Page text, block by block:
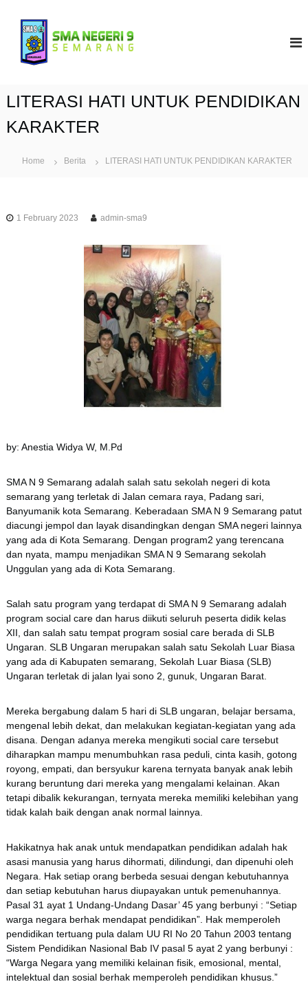
S
a
LITERASI HATI UNTUK PENDIDIKAN
KARAKTER
Home Berita LITERASI HATI UNTUK PENDIDIKAN KARAKTER
1 February 2023 admin-sma9
by: Anestia Widya W, M.Pd
SMA N 9 Semarang adalah salah satu sekolah negeri di kota
semarang yang terletak di Jalan cemara raya, Padang sari,
Banyumanik kota Semarang. Keberadaan SMA N 9 Semarang patut
diacungi jempol dan layak disandingkan dengan SMA negeri lainnya
yang ada di Kota Semarang. Dengan program2 yang terencana
dan nyata, mampu menjadikan SMA N 9 Semarang sekolah
Unggulan yang ada di Kota Semarang.
Salah satu program yang terdapat di SMA N 9 Semarang adalah
program social care dan harus diikuti seluruh peserta didik kelas
XII, dan salah satu tempat program sosial care berada di SLB
Ungaran. SLB Ungaran merupakan salah satu Sekolah Luar Biasa
yang ada di Kabupaten semarang, Sekolah Luar Biasa (SLB)
Ungaran terletak di jalan lyai sono 2, gunuk, Ungaran Barat.
Mereka bergabung dalam 5 hari di SLB ungaran, belajar bersama,
mengenal lebih dekat, dan melakukan kegiatan-kegiatan yang ada
disana. Dengan adanya mereka mengikuti social care tersebut
diharapkan mampu menumbuhkan rasa peduli, cinta kasih, gotong
royong, empati, dan bersyukur karena ternyata banyak anak lebih
kurang beruntung dari mereka yang mengalami kelainan. Akan
tetapi dibalik kekurangan, ternyata mereka memiliki kelebihan yang
tidak kalah baik dengan anak normal lainnya.
Hakikatnya hak anak untuk mendapatkan pendidikan adalah hak
asasi manusia yang harus dihormati, dilindungi, dan dipenuhi oleh
Negara. Hak setiap orang berbeda sesuai dengan kebutuhannya
dan setiap kebutuhan harus diupayakan untuk pemenuhannya.
Pasal 31 ayat 1 Undang-Undang Dasar’ 45 yang berbunyi : “Setiap
warga negara berhak mendapat pendidikan”. Hak memperoleh
pendidikan tertuang pula dalam UU RI No 20 Tahun 2003 tentang
Sistem Pendidikan Nasional Bab IV pasal 5 ayat 2 yang berbunyi :
“Warga Negara yang memiliki kelainan fisik, emosional, mental,
intelektual dan sosial berhak memperoleh pendidikan khusus.”